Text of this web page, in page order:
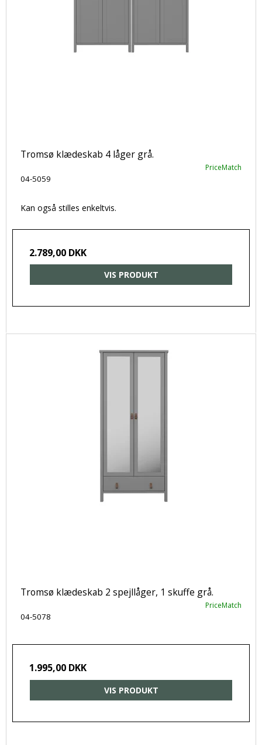
Tromsø klædeskab 4 låger grå.
PriceMatch
04-5059
Kan også stilles enkeltvis.
2.789,00 DKK
VIS PRODUKT
Tromsø klædeskab 2 spejllåger, 1 skuffe grå.
PriceMatch
04-5078
1.995,00 DKK
VIS PRODUKT